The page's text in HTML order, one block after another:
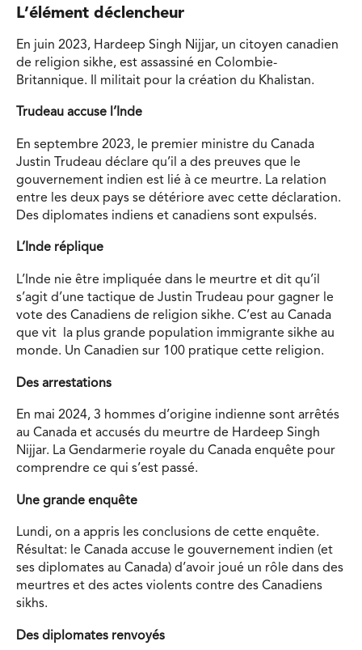
L’élément déclencheur
En juin 2023, Hardeep Singh Nijjar, un citoyen canadien
de religion sikhe, est assassiné en Colombie-
Britannique. Il militait pour la création du Khalistan.
Trudeau accuse l’Inde
En septembre 2023, le premier ministre du Canada
Justin Trudeau déclare qu’il a des preuves que le
gouvernement indien est lié à ce meurtre. La relation
entre les deux pays se détériore avec cette déclaration.
Des diplomates indiens et canadiens sont expulsés.
L’Inde réplique
L’Inde nie être impliquée dans le meurtre et dit qu’il
s’agit d’une tactique de Justin Trudeau pour gagner le
vote des Canadiens de religion sikhe. C’est au Canada
que vit la plus grande population immigrante sikhe au
monde. Un Canadien sur 100 pratique cette religion.
Des arrestations
En mai 2024, 3 hommes d’origine indienne sont arrêtés
au Canada et accusés du meurtre de Hardeep Singh
Nijjar. La Gendarmerie royale du Canada enquête pour
comprendre ce qui s’est passé.
Une grande enquête
Lundi, on a appris les conclusions de cette enquête.
Résultat: le Canada accuse le gouvernement indien (et
ses diplomates au Canada) d’avoir joué un rôle dans des
meurtres et des actes violents contre des Canadiens
sikhs.
Des diplomates renvoyés